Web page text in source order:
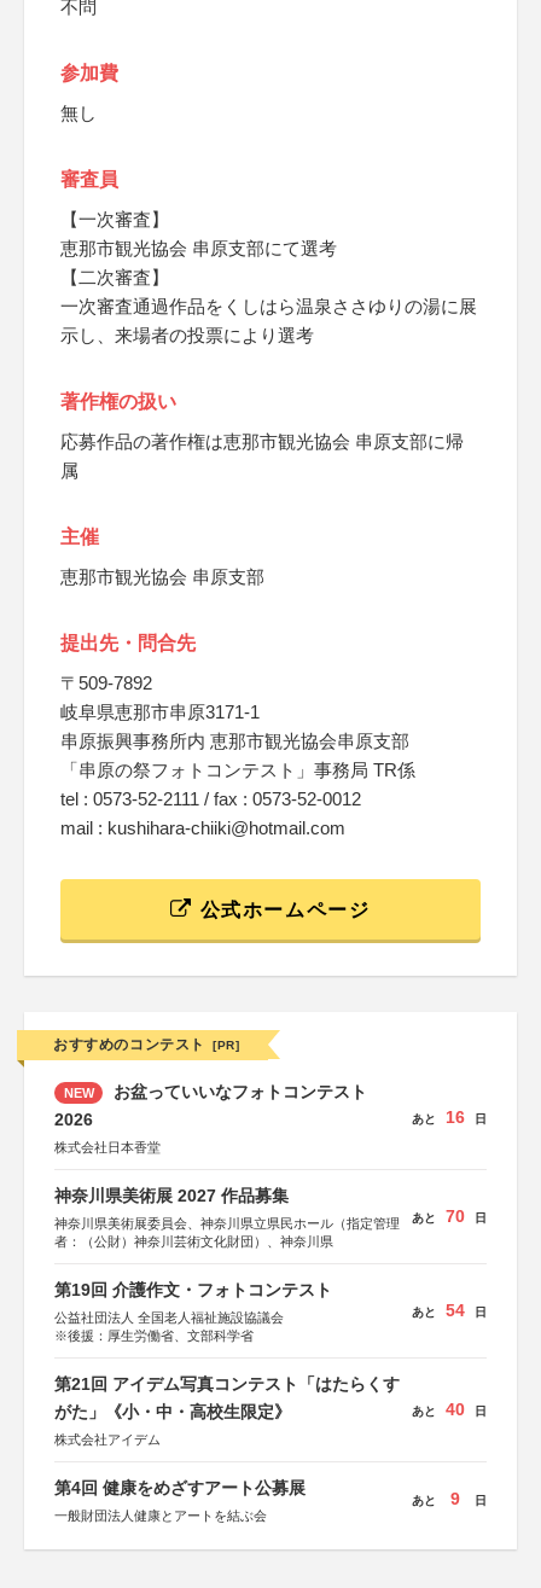
不問
参加費
無し
審査員
【一次審査】
恵那市観光協会 串原支部にて選考
【二次審査】
一次審査通過作品をくしはら温泉ささゆりの湯に展
示し、来場者の投票により選考
著作権の扱い
応募作品の著作権は恵那市観光協会 串原支部に帰
属
主催
恵那市観光協会 串原支部
提出先・問合先
〒509-7892
岐阜県恵那市串原3171-1
串原振興事務所内 恵那市観光協会串原支部
「串原の祭フォトコンテスト」事務局 TR係
tel : 0573-52-2111 / fax : 0573-52-0012
mail : kushihara-chiiki@hotmail.com
公式ホームページ
おすすめのコンテスト [PR]
NEW
お盆っていいなフォトコンテスト
2026
株式会社日本香堂
あと 16 日
神奈川県美術展 2027 作品募集
神奈川県美術展委員会、神奈川県立県民ホール（指定管理
者：（公財）神奈川芸術文化財団）、神奈川県
あと 70 日
第19回 介護作文・フォトコンテスト
公益社団法人 全国老人福祉施設協議会
※後援：厚生労働省、文部科学省
あと 54 日
第21回 アイデム写真コンテスト「はたらくす
がた」《小・中・高校生限定》
株式会社アイデム
あと 40 日
第4回 健康をめざすアート公募展
一般財団法人健康とアートを結ぶ会
あと 9 日